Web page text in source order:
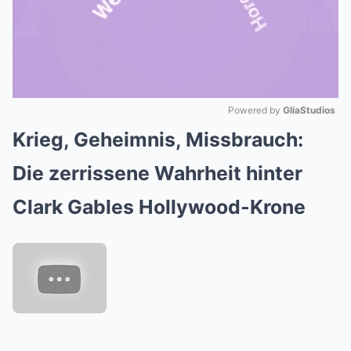
Mute
Powered by GliaStudios
Krieg, Geheimnis, Missbrauch:
Die zerrissene Wahrheit hinter
Clark Gables Hollywood-Krone